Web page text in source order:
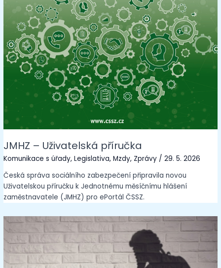
JMHZ – Uživatelská příručka
Komunikace s úřady,Legislativa,Mzdy, Zprávy /29. 5. 2026
Česká správa sociálního zabezpečení připravila novou
Uživatelskou příručku k Jednotnému měsíčnímu hlášení
zaměstnavatele (JMHZ) pro ePortál ČSSZ.